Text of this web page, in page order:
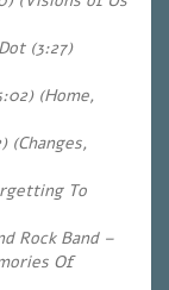
(3:27)
(Home,
(Changes,
To
Rock Band –
Of